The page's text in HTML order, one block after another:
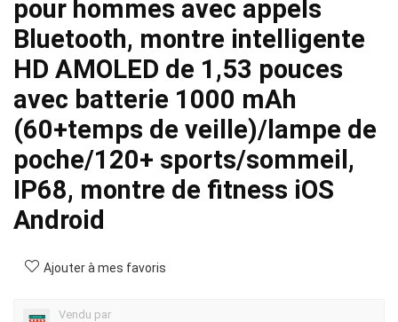
pour hommes avec appels
Bluetooth, montre intelligente
HD AMOLED de 1,53 pouces
avec batterie 1000 mAh
(60+temps de veille)/lampe de
poche/120+ sports/sommeil,
IP68, montre de fitness iOS
Android
Ajouter à mes favoris
Vendu par